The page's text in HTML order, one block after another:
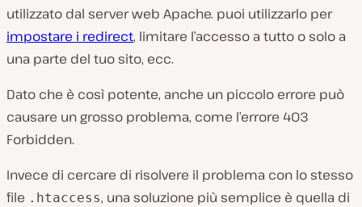
utilizzato dal server web Apache. puoi utilizzarlo per
impostare i redirect, limitare l’accesso a tutto o solo a
una parte del tuo sito, ecc.
Dato che è così potente, anche un piccolo errore può
causare un grosso problema, come l’errore 403
Forbidden.
Invece di cercare di risolvere il problema con lo stesso
file .htaccess, una soluzione più semplice è quella di